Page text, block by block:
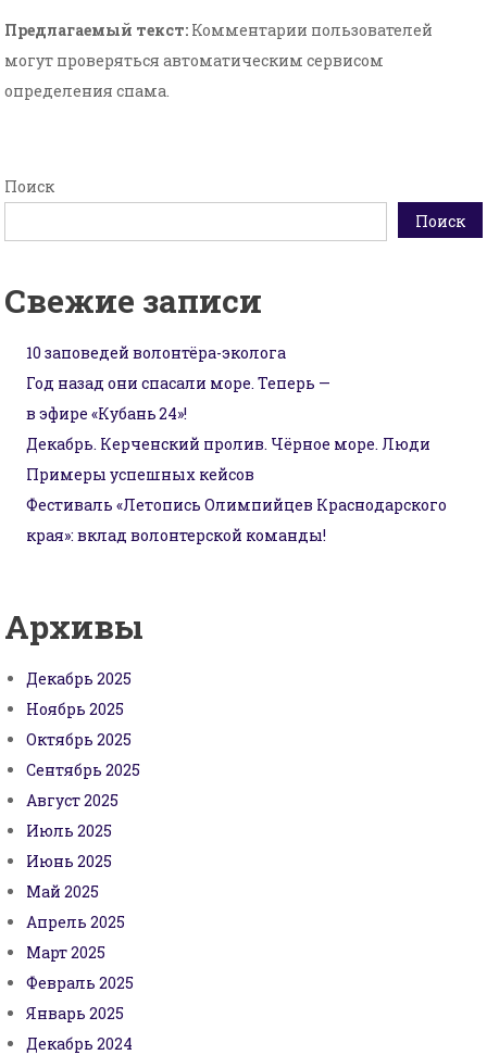
Предлагаемый текст: Комментарии пользователей
могут проверяться автоматическим сервисом
определения спама.
Поиск
Поиск
Свежие записи
10 заповедей волонтёра-эколога
Год назад они спасали море. Теперь —
в эфире «Кубань 24»!
Декабрь. Керченский пролив. Чёрное море. Люди
Примеры успешных кейсов
Фестиваль «Летопись Олимпийцев Краснодарского
края»: вклад волонтерской команды!
Архивы
Декабрь 2025
Ноябрь 2025
Октябрь 2025
Сентябрь 2025
Август 2025
Июль 2025
Июнь 2025
Май 2025
Апрель 2025
Март 2025
Февраль 2025
Январь 2025
Декабрь 2024